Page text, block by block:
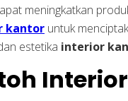
meningkatkan
kantor untuk
estetika interior